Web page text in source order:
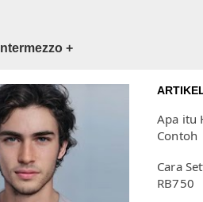
Intermezzo +
Apa itu
Contoh
Cara
RB750